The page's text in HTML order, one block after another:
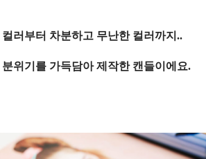
러부터 차분하고 무난한 컬러까지..
위기를 가득담아 제작한 캔들이에요.